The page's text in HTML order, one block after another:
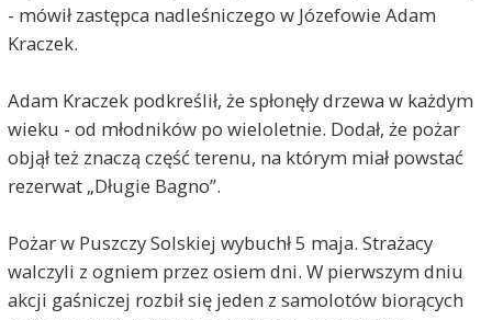
- mówił zastępca nadleśniczego w Józefowie Adam
Kraczek.
Adam Kraczek podkreślił, że spłonęły drzewa w każdym
wieku - od młodników po wieloletnie. Dodał, że pożar
objął też znaczą część terenu, na którym miał powstać
rezerwat „Długie Bagno”.
Pożar w Puszczy Solskiej wybuchł 5 maja. Strażacy
walczyli z ogniem przez osiem dni. W pierwszym dniu
akcji gaśniczej rozbił się jeden z samolotów biorących